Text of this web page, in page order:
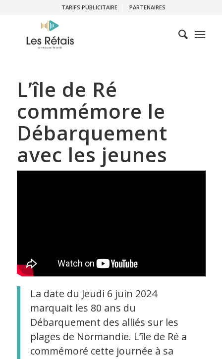
TARIFS PUBLICITAIRE PARTENAIRES
L’île de Ré
commémore le
Débarquement
avec les jeunes
La date du Jeudi 6 juin 2024
marquait les 80 ans du
Débarquement des alliés sur les
plages de Normandie. L’île de Ré a
commémoré cette journée à sa